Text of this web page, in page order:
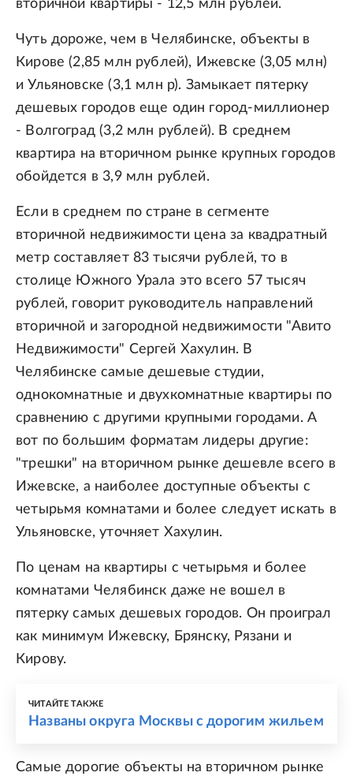
вторичной квартиры - 12,5 млн рублей.
Чуть дороже, чем в Челябинске, объекты в
Кирове (2,85 млн рублей), Ижевске (3,05 млн)
и Ульяновске (3,1 млн р). Замыкает пятерку
дешевых городов еще один город-миллионер
- Волгоград (3,2 млн рублей). В среднем
квартира на вторичном рынке крупных городов
обойдется в 3,9 млн рублей.
Если в среднем по стране в сегменте
вторичной недвижимости цена за квадратный
метр составляет 83 тысячи рублей, то в
столице Южного Урала это всего 57 тысяч
рублей, говорит руководитель направлений
вторичной и загородной недвижимости "Авито
Недвижимости" Сергей Хахулин. В
Челябинске самые дешевые студии,
однокомнатные и двухкомнатные квартиры по
сравнению с другими крупными городами. А
вот по большим форматам лидеры другие:
"трешки" на вторичном рынке дешевле всего в
Ижевске, а наиболее доступные объекты с
четырьмя комнатами и более следует искать в
Ульяновске, уточняет Хахулин.
По ценам на квартиры с четырьмя и более
комнатами Челябинск даже не вошел в
пятерку самых дешевых городов. Он проиграл
как минимум Ижевску, Брянску, Рязани и
Кирову.
ЧИТАЙТЕ ТАКЖЕ
Названы округа Москвы с дорогим жильем
Самые дорогие объекты на вторичном рынке